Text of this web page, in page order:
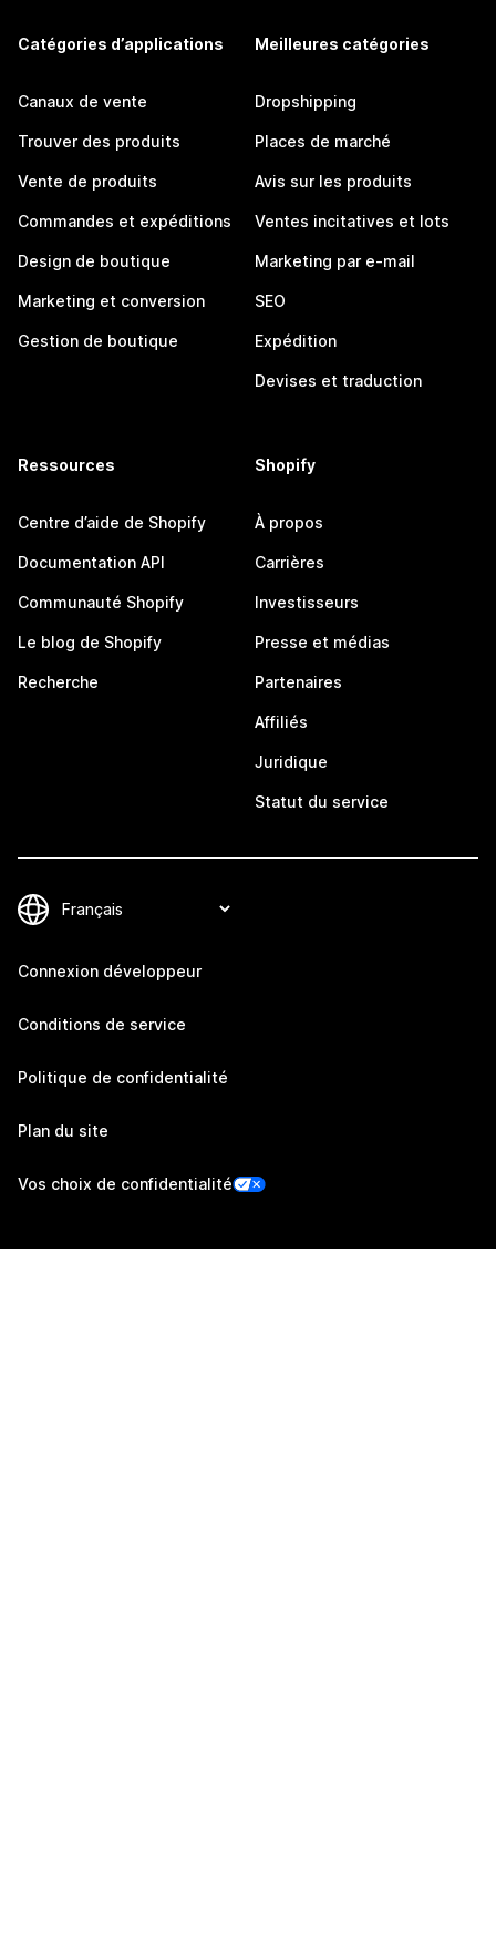
Catégories d’applications
Canaux de vente
Trouver des produits
Vente de produits
Commandes et expéditions
Design de boutique
Marketing et conversion
Gestion de boutique
Meilleures catégories
Dropshipping
Places de marché
Avis sur les produits
Ventes incitatives et lots
Marketing par e-mail
SEO
Expédition
Devises et traduction
Ressources
Centre d’aide de Shopify
Documentation API
Communauté Shopify
Le blog de Shopify
Recherche
Shopify
À propos
Carrières
Investisseurs
Presse et médias
Partenaires
Affiliés
Juridique
Statut du service
Connexion développeur
Conditions de service
Politique de confidentialité
Plan du site
Vos choix de confidentialité